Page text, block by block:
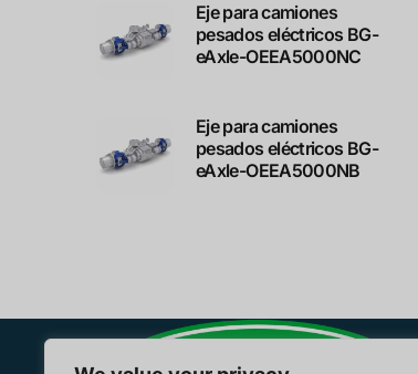
Eje para camiones
pesados eléctricos BG-
eAxle-OEEA5000NC
Eje para camiones
pesados eléctricos BG-
eAxle-OEEA5000NB